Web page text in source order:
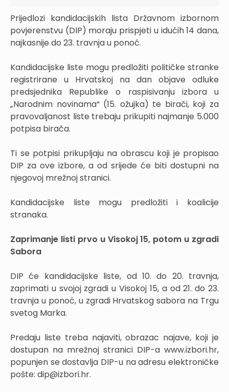
Prijedlozi kandidacijskih lista Državnom izbornom
povjerenstvu (DIP) moraju prispjeti u idućih 14 dana,
najkasnije do 23. travnja u ponoć.
Kandidacijske liste mogu predložiti političke stranke
registrirane u Hrvatskoj na dan objave odluke
predsjednika Republike o raspisivanju izbora u
„Narodnim novinama“ (15. ožujka) te birači, koji za
pravovaljanost liste trebaju prikupiti najmanje 5.000
potpisa birača.
Ti se potpisi prikupljaju na obrascu koji je propisao
DIP za ove izbore, a od srijede će biti dostupni na
njegovoj mrežnoj stranici.
Kandidacijske liste mogu predložiti i koalicije
stranaka.
Zaprimanje listi prvo u Visokoj 15, potom u zgradi
Sabora
DIP će kandidacijske liste, od 10. do 20. travnja,
zaprimati u svojoj zgradi u Visokoj 15, a od 21. do 23.
travnja u ponoć, u zgradi Hrvatskog sabora na Trgu
svetog Marka.
Predaju liste treba najaviti, obrazac najave, koji je
dostupan na mrežnoj stranici DIP-a www.izbori.hr,
popunjen se dostavlja DIP-u na adresu elektroničke
pošte: dip@izbori.hr.